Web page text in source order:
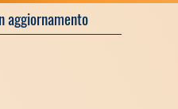
aggiornamento